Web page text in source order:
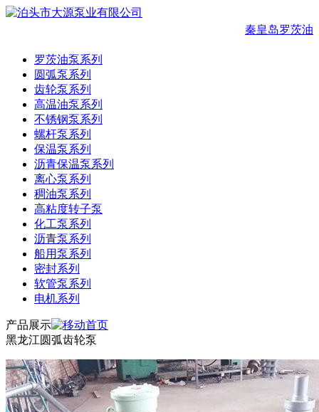
秦皇岛罗茨油
罗茨油泵系列
圆弧泵系列
齿轮泵系列
高温油泵系列
不锈钢泵系列
螺杆泵系列
保温泵系列
沥青保温泵系列
离心泵系列
稠油泵系列
高粘度转子泵
化工泵系列
沥青泵系列
船用泵系列
密封系列
软管泵系列
电机系列
产品展示
黑龙江圆弧齿轮泵